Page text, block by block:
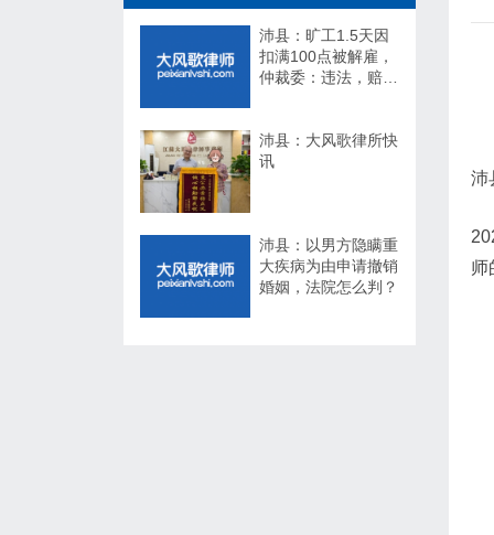
沛
师
沛县：旷工1.5天因
扣满100点被解雇，
仲裁委：违法，赔
沛县：大风歌律所快
讯
沛县：以男方隐瞒重
大疾病为由申请撤销
婚姻，法院怎么判？